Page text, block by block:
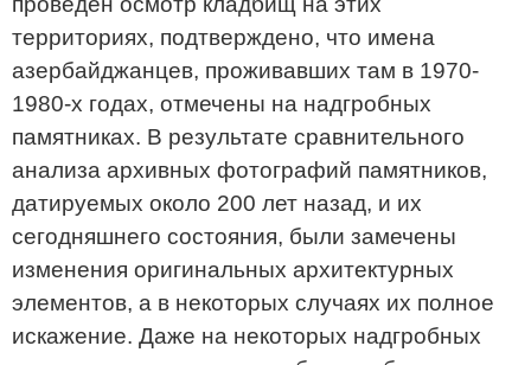
территориях, подтверждено, что имена
азербайджанцев, проживавших там в 1970-
1980-х годах, отмечены на надгробных
памятниках. В результате сравнительного
анализа архивных фотографий памятников,
датируемых около 200 лет назад, и их
сегодняшнего состояния, были замечены
изменения оригинальных архитектурных
элементов, а в некоторых случаях их полное
искажение. Даже на некоторых надгробных